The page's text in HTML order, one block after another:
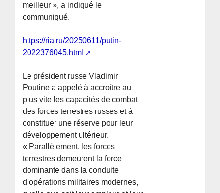
meilleur », a indiqué le
communiqué.
https://ria.ru/20250611/putin-
2022376045.html
Le président russe Vladimir
Poutine a appelé à accroître au
plus vite les capacités de combat
des forces terrestres russes et à
constituer une réserve pour leur
développement ultérieur.
« Parallèlement, les forces
terrestres demeurent la force
dominante dans la conduite
d’opérations militaires modernes,